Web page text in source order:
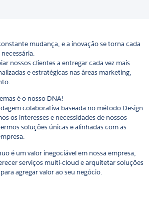
mudança, e a inovação se torna cada
nossos clientes a entregar cada vez mais
e estratégicas nas áreas marketing,
é o nosso DNA!
colaborativa baseada no método Design
os interesses e necessidades de nossos
soluções únicas e alinhadas com as
é um valor inegociável em nossa empresa,
serviços multi-cloud e arquitetar soluções
agregar valor ao seu negócio.